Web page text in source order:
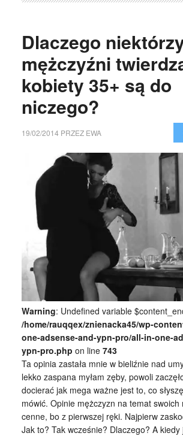
Dlaczego
mężczyźni
kobiety 35+ są do
niczego?
19/02/2014 PRZEZ EWA
Warning: Undefined variable
/home/rauqqex/znienacka45/wp-
one-adsense-and-ypn-pro/all-in-one-
ypn-pro.php on line 743
Ta opinia zastała mnie w bieliźnie nad
lekko zaspana myłam zęby, powoli
docierać jak mega ważne jest to, co
mówić. Opinie mężczyzn na temat swoich
cenne, bo z pierwszej ręki. Najpierw
Jak to? Tak wcześnie? Dlaczego? A